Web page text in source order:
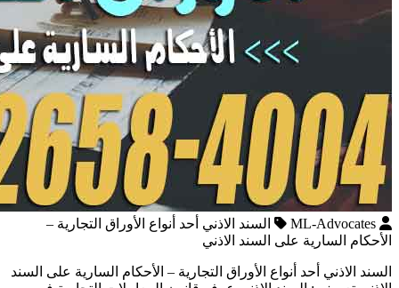
ML-Advocates
السند الاذني أحد أنواع الأوراق التجارية –
الأحكام السارية على السند الاذني
السند الاذني أحد أنواع الأوراق التجارية – الأحكام السارية على السند